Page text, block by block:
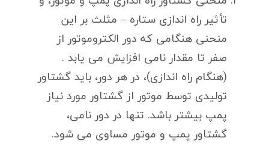
تأثیر راه اندازی ستاره – مثلث بر این
منحنی هنگامی که دور الکتروموتور از
صفر تا مقدار نامی افزایش می یابد .
(هنگام راه اندازی)، در هر دور، باید گشتاور
تولیدی توسط موتور از گشتاور مورد نیاز
پمپ بیشتر باشد. تنها در دور نامی،
گشتاور پمپ و موتور مساوی می شود.